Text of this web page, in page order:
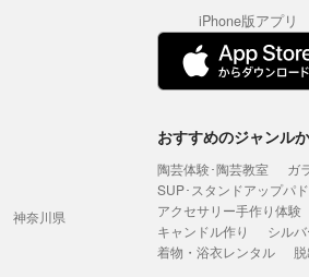
iPhone版アプリ
神奈川県
おすすめのジャンル
陶芸体験･陶芸教室 ガ
SUP･スタンドアップパ
アクセサリー手作り体験
キャンドル作り
シル
着物・浴衣レンタル